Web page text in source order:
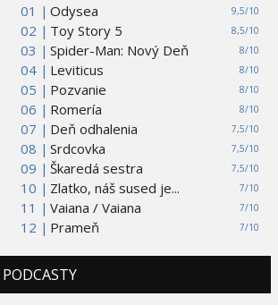
01 | 9,5/10
Odysea
02 |
8,5/10
Toy Story 5
03 |
8/10
Spider-Man: Nový Deň
04 |
8/10
Leviticus
05 |
8/10
Pozvanie
06 |
8/10
Romería
07 |
7,5/10
Deň odhalenia
08 |
7,5/10
Srdcovka
09 |
7,5/10
Škaredá sestra
10 |
7/10
Zlatko, náš sused je...
11 |
7/10
Vaiana / Vaiana
12 |
7/10
Prameň
PODCASTY